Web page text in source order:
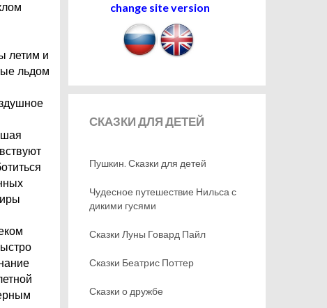
летим и
льдом
change site version
СКАЗКИДЛЯ ДЕТЕЙ
Пушкин. Сказки для детей
Чудесное путешествие Нильса с
дикими гусями
Сказки Луны Говард Пайл
Сказки Беатрис Поттер
Сказки о дружбе